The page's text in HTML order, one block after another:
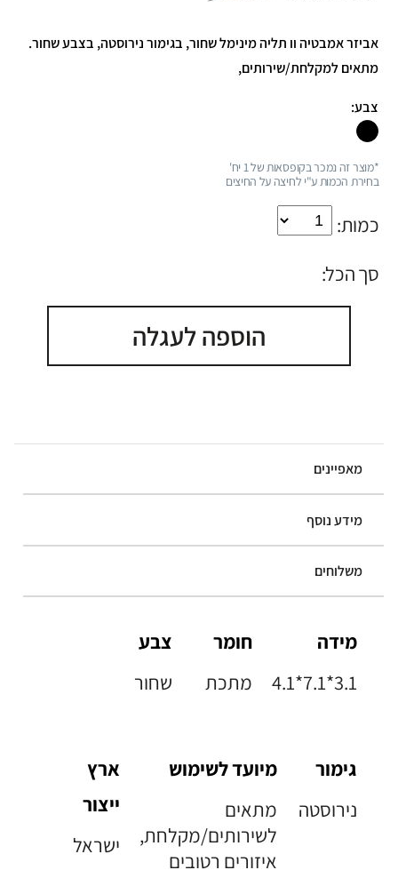
אביזר אמבטיה וו תליה מינימל שחור, בגימור נירוסטה, בצבע שחור.
מתאים למקלחת/שירותים,
צבע:
*מוצר זה נמכר בקופסאות של 1 יח'
בחירת הכמות ע"י לחיצה על החיצים
כמות:
סך הכל:
הוספה לעגלה
מאפיינים
מידע נוסף
משלוחים
מידה
4.1*7.1*3.1
חומר
מתכת
צבע
שחור
גימור
נירוסטה
מיועד לשימוש
מתאים
לשירותים/מקלחת,
איזורים רטובים
ארץ
ייצור
ישראל